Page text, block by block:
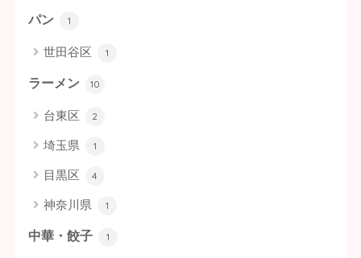
パン 1
世田谷区 1
ラーメン 10
台東区 2
埼玉県 1
目黒区 4
神奈川県 1
中華・餃子 1